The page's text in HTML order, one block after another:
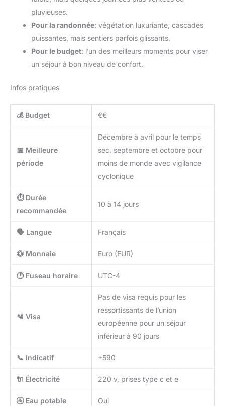
pluvieuses.
Pour la randonnée: végétation luxuriante, cascades
puissantes, mais sentiers parfois glissants.
Pour le budget: l’un des meilleurs moments pour viser
un séjour à bon niveau de confort.
Infos pratiques
💰 Budget €€
📅 Meilleure
période
Décembre à avril pour le temps
sec, septembre et octobre pour
moins de monde avec vigilance
cyclonique
⏱️ Durée
recommandée
10 à 14 jours
🗣️ Langue Français
💱 Monnaie Euro (EUR)
🕐 Fuseau horaire UTC-4
🛂 Visa
Pas de visa requis pour les
ressortissants de l’union
européenne pour un séjour
inférieur à 90 jours
📞 Indicatif +590
🔌 Électricité 220 v, prises type c et e
🚰 Eau potable Oui